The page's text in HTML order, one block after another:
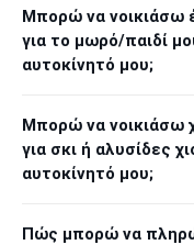
Μπορώ να νοικιάσω
για το μωρό/παιδί
αυτοκίνητό μου;
Μπορώ να νοικιάσω
για σκι ή αλυσίδες
αυτοκίνητό μου;
Πώς μπορώ να